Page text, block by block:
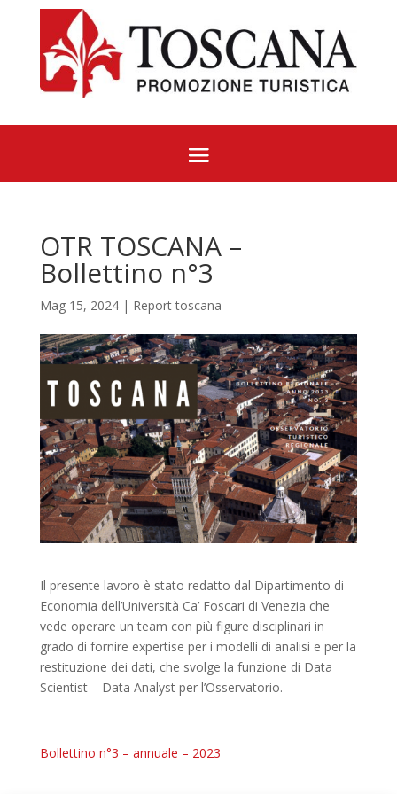
OTR TOSCANA –
Bollettino n°3
Mag 15, 2024| Report toscana
Il presente lavoro è stato redatto dal Dipartimento di
Economia dell’Università Ca’ Foscari di Venezia che
vede operare un team con più figure disciplinari in
grado di fornire expertise per i modelli di analisi e per la
restituzione dei dati, che svolge la funzione di Data
Scientist – Data Analyst per l’Osservatorio.
Bollettino n°3 – annuale – 2023